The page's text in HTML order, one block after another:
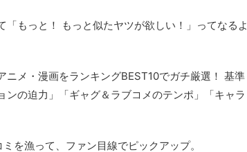
もっと！ もっと似たヤツが欲しい！」ってなるよ
ニメ・漫画をランキングBEST10でガチ厳選！ 基準
の迫力」「ギャグ＆ラブコメのテンポ」「キャラ
を漁って、ファン目線でピックアップ。